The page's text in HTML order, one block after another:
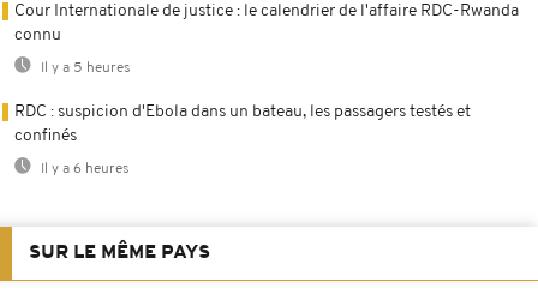
Cour Internationale de justice : le calendrier de l'affaire RDC-Rwanda
connu
Il y a 5 heures
RDC : suspicion d'Ebola dans un bateau, les passagers testés et
confinés
Il y a 6 heures
SUR LE MÊME PAYS